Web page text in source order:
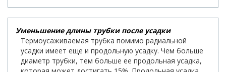
Уменьшение длины трубки после усадки
Термоусаживаемая трубка помимо радиальной
усадки имеет еще и продольную усадку. Чем больше
диаметр трубки, тем больше ее продольная усадка,